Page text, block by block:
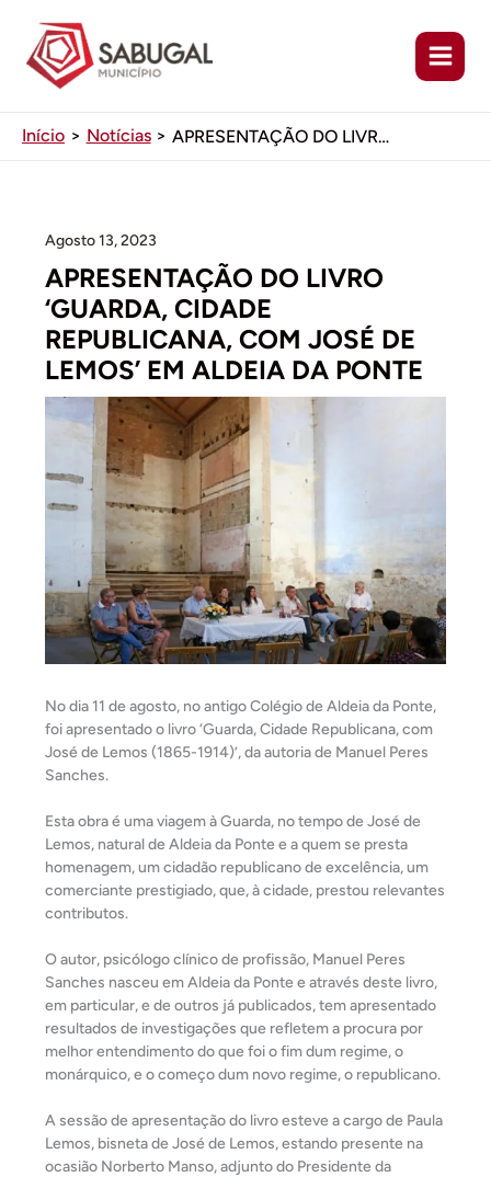
conteúdo
Início Notícias APRESENTAÇÃO DO LIVRO ‘GUARDA, CIDADE REPUBLICANA, COM JOSÉ DE LEMOS’ EM ALDEIA DA PONTE
Agosto 13, 2023
APRESENTAÇÃO DO LIVRO
‘GUARDA, CIDADE
REPUBLICANA, COM JOSÉ DE
LEMOS’ EM ALDEIA DA PONTE
No dia 11 de agosto, no antigo Colégio de Aldeia da Ponte,
foi apresentado o livro ‘Guarda, Cidade Republicana, com
José de Lemos (1865-1914)’, da autoria de Manuel Peres
Sanches.
Esta obra é uma viagem à Guarda, no tempo de José de
Lemos, natural de Aldeia da Ponte e a quem se presta
homenagem, um cidadão republicano de excelência, um
comerciante prestigiado, que, àcidade, prestou relevantes
contributos.
O autor, psicólogo clínico de profissão, Manuel Peres
Sanches nasceu em Aldeia da Ponte e através deste livro,
em particular, e de outros já publicados, tem apresentado
resultados de investigações que refletem a procura por
melhor entendimento do que foi o fim dum regime, o
monárquico, e o começo dum novo regime, o republicano.
A sessão de apresentação do livro esteve a cargo de Paula
Lemos, bisneta de José de Lemos, estando presente na
ocasião Norberto Manso, adjunto do Presidente da